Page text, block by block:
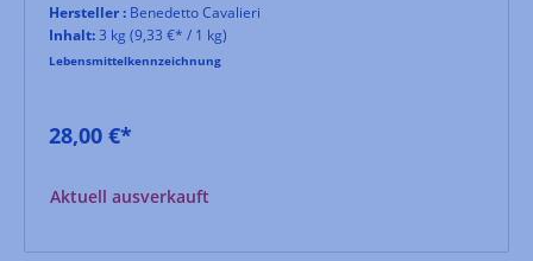
Hersteller : Benedetto Cavalieri
Inhalt:3 kg (9,33 €* / 1 kg)
Lebensmittelkennzeichnung
28,00 €*
Aktuell ausverkauft